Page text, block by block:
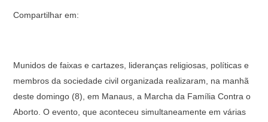
Compartilhar em:
Munidos de faixas e cartazes, lideranças religiosas, políticas e
membros da sociedade civil organizada realizaram, na manhã
deste domingo (8), em Manaus, a Marcha da Família Contra o
Aborto. O evento, que aconteceu simultaneamente em várias